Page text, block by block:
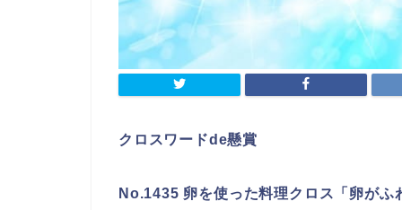
クロスワードde懸賞
No.1435 卵を使った料理クロス「卵がふ